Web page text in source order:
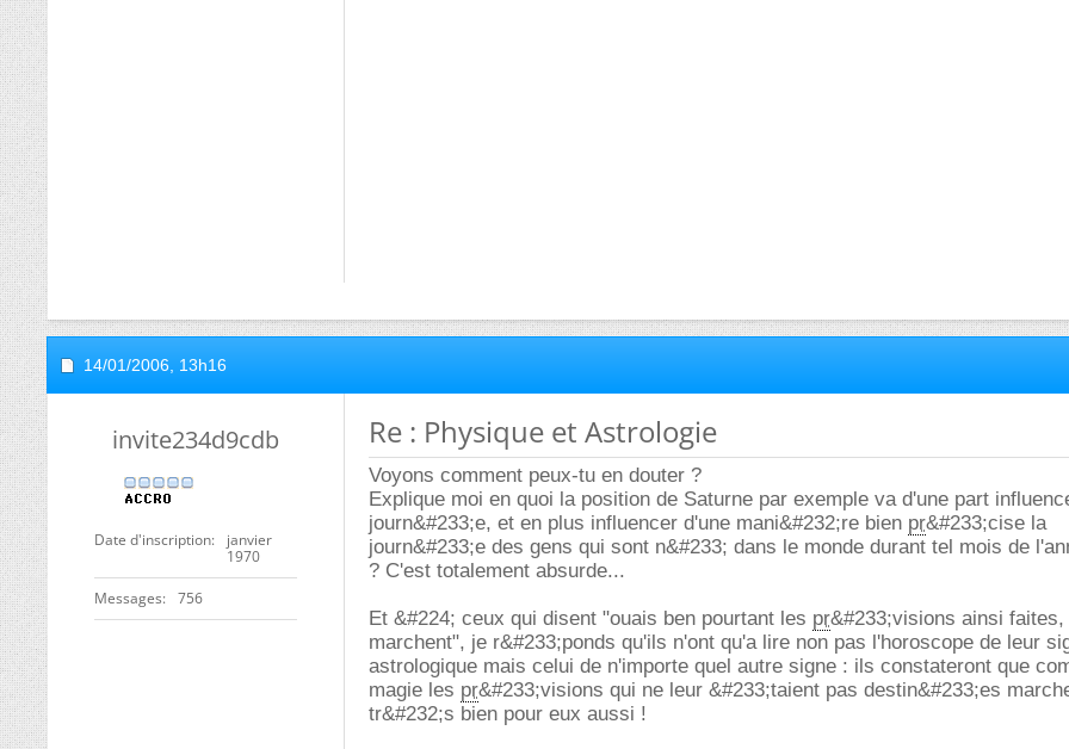
14/01/2006, 13h16
invite234d9cdb
Date d'inscription
janvier
1970
Messages 756
Re : Physique et Astrologie
Voyons comment peux-tu en douter ?
Explique moi en quoi la position de Saturne par exemple va d'une part
journ&#233;e, et en plus influencer d'une mani&#232;re bien pr&#233;cise la
journ&#233;e des gens qui sont n&#233; dans le monde durant tel mois de
? C'est totalement absurde...
Et &#224; ceux qui disent "ouais ben pourtant les pr&#233;visions ainsi faites,
marchent", je r&#233;ponds qu'ils n'ont qu'a lire non pas l'horoscope de leur
astrologique mais celui de n'importe quel autre signe : ils constateront que
magie les pr&#233;visions qui ne leur &#233;taient pas destin&#233;es
tr&#232;s bien pour eux aussi !